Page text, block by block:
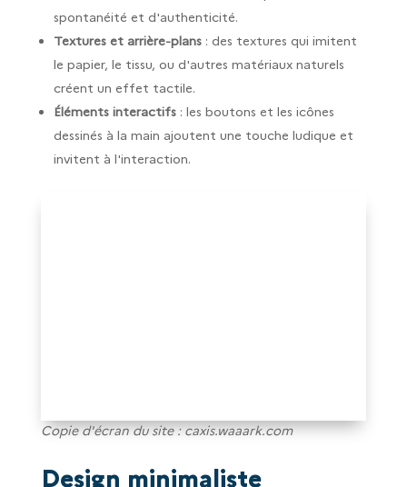
spontanéité et d'authenticité.
Textures et arrière-plans: des textures qui imitent
le papier, le tissu, ou d'autres matériaux naturels
créent un effet tactile.
Éléments interactifs: les boutons et les icônes
dessinés à la main ajoutent une touche ludique et
invitent à l'interaction.
Copie d'écran du site : caxis.waaark.com
Design minimaliste